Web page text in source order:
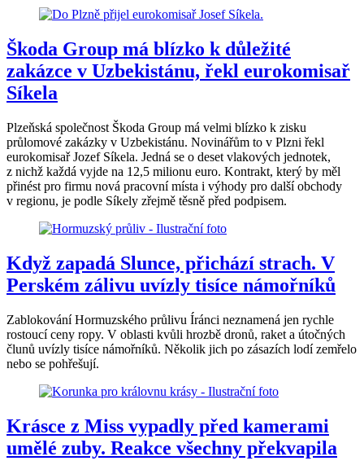
Škoda Group má blízko k důležité
zakázce v Uzbekistánu, řekl eurokomisař
Síkela
Plzeňská společnost Škoda Group má velmi blízko k zisku
průlomové zakázky v Uzbekistánu. Novinářům to v Plzni řekl
eurokomisař Jozef Síkela. Jedná se o deset vlakových jednotek,
z nichž každá vyjde na 12,5 milionu euro. Kontrakt, který by měl
přinést pro firmu nová pracovní místa i výhody pro další obchody
v regionu, je podle Síkely zřejmě těsně před podpisem.
Když zapadá Slunce, přichází strach. V
Perském zálivu uvízly tisíce námořníků
Zablokování Hormuzského průlivu Íránci neznamená jen rychle
rostoucí ceny ropy. V oblasti kvůli hrozbě dronů, raket a útočných
člunů uvízly tisíce námořníků. Několik jich po zásazích lodí zemřelo
nebo se pohřešují.
Krásce z Miss vypadly před kamerami
umělé zuby. Reakce všechny překvapila